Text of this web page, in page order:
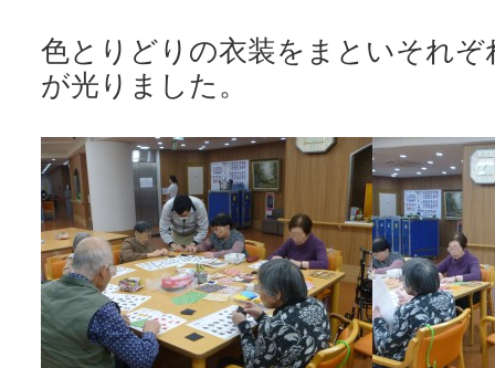
色とりどりの衣装をまといそれ
が光りました。